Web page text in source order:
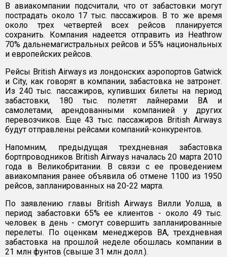
В авиакомпании подсчитали, что от забастовки могут
пострадать около 17 тыс. пассажиров. В то же время
около трех четвертей всех рейсов планируется
сохранить. Компания надеется отправить из Heathrow
70% дальнемагистральных рейсов и 55% национальных
и европейских рейсов.
Рейсы British Airways из лондонских аэропортов Gatwick
и City, как говорят в компании, забастовка не затронет.
Из 240 тыс. пассажиров, купивших билеты на период
забастовки, 180 тыс. полетят лайнерами ВА и
самолетами, арендованными компанией у других
перевозчиков. Еще 43 тыс. пассажиров British Airways
будут отправлены рейсами компаний-конкурентов.
Напомним, предыдущая трехдневная забастовка
бортпроводников British Airways началась 20 марта 2010
года в Великобритании. В связи с ее проведением
авиакомпания ранее объявила об отмене 1100 из 1950
рейсов, запланированных на 20-22 марта.
По заявлению главы British Airways Вилли Уолша, в
период забастовки 65% ее клиентов - около 49 тыс.
человек в день - смогут совершить запланированные
перелеты. По оценкам менеджеров ВА, трехдневная
забастовка на прошлой неделе обошлась компании в
21 млн фунтов (свыше 31 млн долл.).